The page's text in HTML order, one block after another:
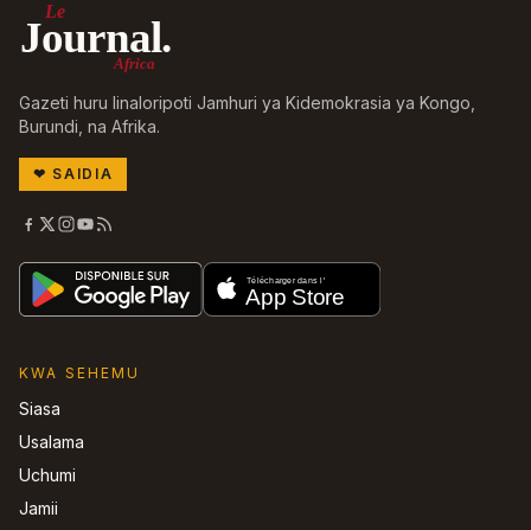
Le
Journal.
Africa
Gazeti huru linaloripoti Jamhuri ya Kidemokrasia ya Kongo,
Burundi, na Afrika.
❤ SAIDIA
KWA SEHEMU
Siasa
Usalama
Uchumi
Jamii